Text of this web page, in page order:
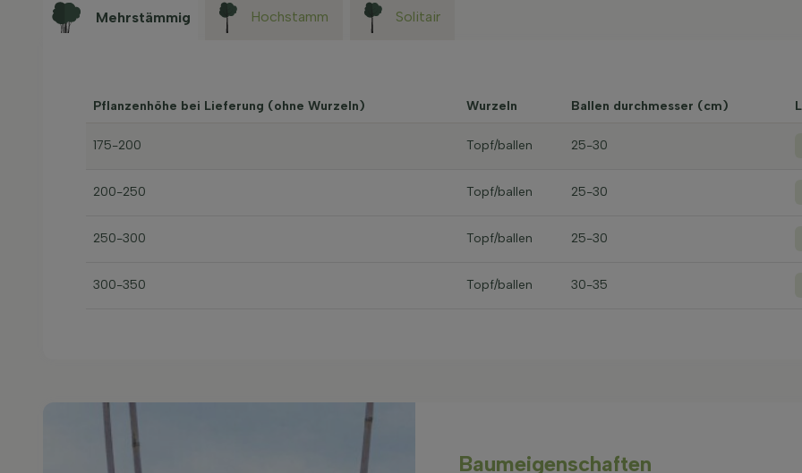
Mehrstämmig Hochstamm Solitair
Pflanzenhöhe bei Lieferung (ohne Wurzeln) Wurzeln Ballen durchmesser (cm)
175-200 Topf/ballen 25-30
200-250 Topf/ballen 25-30
250-300 Topf/ballen 25-30
300-350 Topf/ballen 30-35
Baum­eigen­schaften